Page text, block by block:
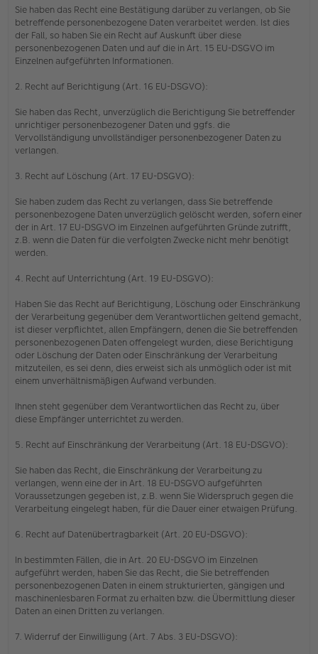
Sie haben das Recht eine Bestätigung darüber zu verlangen, ob Sie
betreffende personenbezogene Daten verarbeitet werden. Ist dies
der Fall, so haben Sie ein Recht auf Auskunft über diese
personenbezogenen Daten und auf die in Art. 15 EU-DSGVO im
Einzelnen aufgeführten Informationen.
2. Recht auf Berichtigung (Art. 16 EU-DSGVO):
Sie haben das Recht, unverzüglich die Berichtigung Sie betreffender
unrichtiger personenbezogener Daten und ggfs. die
Vervollständigung unvollständiger personenbezogener Daten zu
verlangen.
3. Recht auf Löschung (Art. 17 EU-DSGVO):
Sie haben zudem das Recht zu verlangen, dass Sie betreffende
personenbezogene Daten unverzüglich gelöscht werden, sofern einer
der in Art. 17 EU-DSGVO im Einzelnen aufgeführten Gründe zutrifft,
z.B. wenn die Daten für die verfolgten Zwecke nicht mehr benötigt
werden.
4. Recht auf Unterrichtung (Art. 19 EU-DSGVO):
Haben Sie das Recht auf Berichtigung, Löschung oder Einschränkung
der Verarbeitung gegenüber dem Verantwortlichen geltend gemacht,
ist dieser verpflichtet, allen Empfängern, denen die Sie betreffenden
personenbezogenen Daten offengelegt wurden, diese Berichtigung
oder Löschung der Daten oder Einschränkung der Verarbeitung
mitzuteilen, es sei denn, dies erweist sich als unmöglich oder ist mit
einem unverhältnismäßigen Aufwand verbunden.
Ihnen steht gegenüber dem Verantwortlichen das Recht zu, über
diese Empfänger unterrichtet zu werden.
5. Recht auf Einschränkung der Verarbeitung (Art. 18 EU-DSGVO):
Sie haben das Recht, die Einschränkung der Verarbeitung zu
verlangen, wenn eine der in Art. 18 EU-DSGVO aufgeführten
Voraussetzungen gegeben ist, z.B. wenn Sie Widerspruch gegen die
Verarbeitung eingelegt haben, für die Dauer einer etwaigen Prüfung.
6. Recht auf Datenübertragbarkeit (Art. 20 EU-DSGVO):
In bestimmten Fällen, die in Art. 20 EU-DSGVO im Einzelnen
aufgeführt werden, haben Sie das Recht, die Sie betreffenden
personenbezogenen Daten in einem strukturierten, gängigen und
maschinenlesbaren Format zu erhalten bzw. die Übermittlung dieser
Daten an einen Dritten zu verlangen.
7. Widerruf der Einwilligung (Art. 7 Abs. 3 EU-DSGVO):